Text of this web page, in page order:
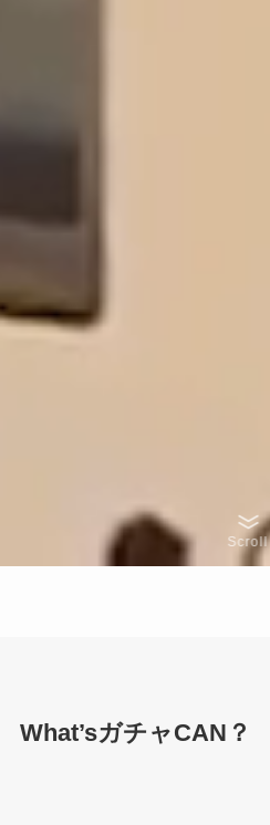
Scroll
What’sガチャCAN？